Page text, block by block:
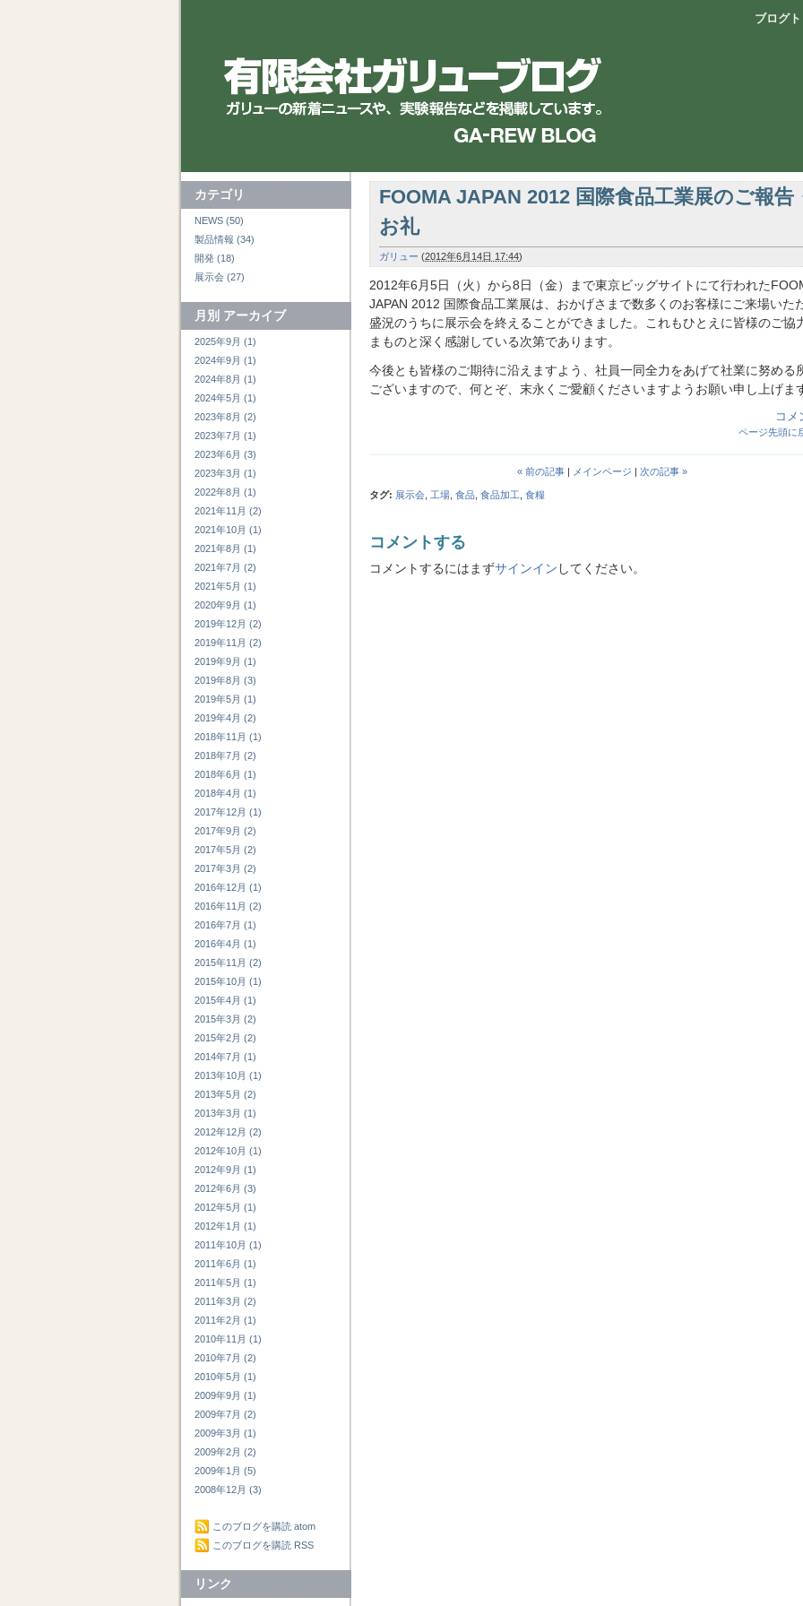
ブログ
FOOMA JAPAN 2012 国際食品工業展のご報告
お礼
ガリュー (2012年6月14日 17:44)
2012年6月5日（火）から8日（金）まで東京ビッグサイトにて行われた
JAPAN 2012 国際食品工業展は、おかげさまで数多くのお客様にご来場いた
盛況のうちに展示会を終えることができました。これもひとえに皆様のご協
まものと深く感謝している次第であります。
今後とも皆様のご期待に沿えますよう、社員一同全力をあげて社業に努める
ございますので、何とぞ、末永くご愛顧くださいますようお願い申し上げま
コメ
ページ先頭に
« 前の記事 メインページ 次の記事 »
タグ: 展示会, 工場, 食品, 食品加工, 食糧
コメントする
コメントするにはまずサインイン してください。
カテゴリ
NEWS (50)
製品情報 (34)
開発 (18)
展示会 (27)
月別アーカイブ
2025年9月 (1)
2024年9月 (1)
2024年8月 (1)
2024年5月 (1)
2023年8月 (2)
2023年7月 (1)
2023年6月 (3)
2023年3月 (1)
2022年8月 (1)
2021年11月 (2)
2021年10月 (1)
2021年8月 (1)
2021年7月 (2)
2021年5月 (1)
2020年9月 (1)
2019年12月 (2)
2019年11月 (2)
2019年9月 (1)
2019年8月 (3)
2019年5月 (1)
2019年4月 (2)
2018年11月 (1)
2018年7月 (2)
2018年6月 (1)
2018年4月 (1)
2017年12月 (1)
2017年9月 (2)
2017年5月 (2)
2017年3月 (2)
2016年12月 (1)
2016年11月 (2)
2016年7月 (1)
2016年4月 (1)
2015年11月 (2)
2015年10月 (1)
2015年4月 (1)
2015年3月 (2)
2015年2月 (2)
2014年7月 (1)
2013年10月 (1)
2013年5月 (2)
2013年3月 (1)
2012年12月 (2)
2012年10月 (1)
2012年9月 (1)
2012年6月 (3)
2012年5月 (1)
2012年1月 (1)
2011年10月 (1)
2011年6月 (1)
2011年5月 (1)
2011年3月 (2)
2011年2月 (1)
2010年11月 (1)
2010年7月 (2)
2010年5月 (1)
2009年9月 (1)
2009年7月 (2)
2009年3月 (1)
2009年2月 (2)
2009年1月 (5)
2008年12月 (3)
このブログを購読 atom
このブログを購読 RSS
リンク